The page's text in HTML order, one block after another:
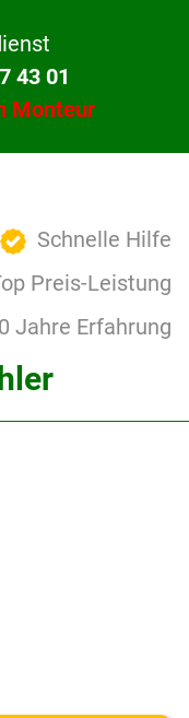
43 01
Monteur
Schnelle Hilfe
Preis-Leistung
Jahre Erfahrung